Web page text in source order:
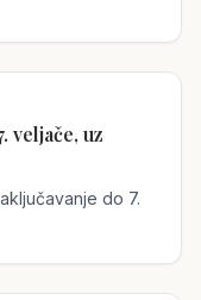
veljače, uz
do 7.